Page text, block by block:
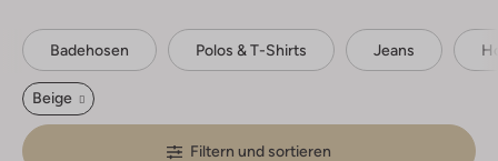
Badehosen Polos & T-Shirts Jeans
Beige
Filtern und sortieren